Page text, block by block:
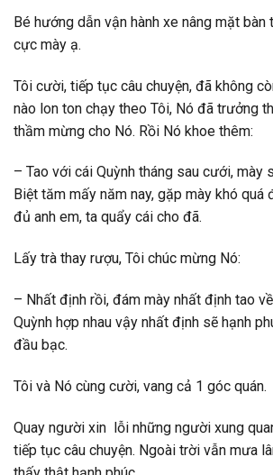
Bé hướng dẫn vận hành xe nâng mặt bàn
cực mày ạ.
Tôi cười, tiếp tục câu chuyện, đã không
nào lon ton chạy theo Tôi, Nó đã trưởng
thầm mừng cho Nó. Rồi Nó khoe thêm:
– Tao với cái Quỳnh tháng sau cưới, mày
Biệt tăm mấy năm nay, gặp mày khó quá
đủ anh em, ta quẩy cái cho đã.
Lấy trà thay rượu, Tôi chúc mừng Nó:
– Nhất định rồi, đám mày nhất định tao
Quỳnh hợp nhau vậy nhất định sẽ hạnh
đầu bạc.
Tôi và Nó cùng cười, vang cả 1 góc quán.
Quay người xin lỗi những người xung
tiếp tục câu chuyện. Ngoài trời vẫn mưa